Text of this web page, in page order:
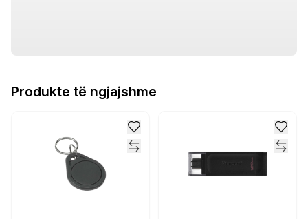
Produkte të ngjajshme